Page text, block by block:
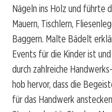
Nägeln ins Holz und führte
Mauern, Tischlern,
Baggern. Malte Bädelt
Events für die Kinder ist
durch zahlreiche
hob hervor, dass die
für das Handwerk